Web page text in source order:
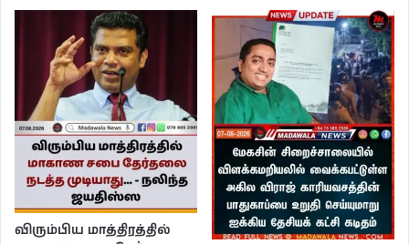
விரும்பிய மாத்திரத்தில்